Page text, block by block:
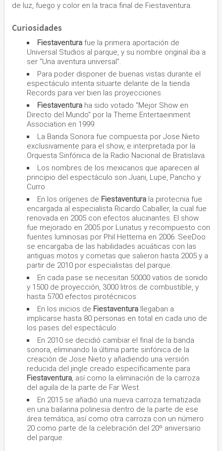
de luz, fuego y color en la traca final de Fiestaventura.
Curiosidades
Fiestaventura fue la primera aportación de
Universal Studios al parque, y su nombre original iba a
ser "Una aventura universal".
Para poder disponer de buenas vistas durante el
espectáculo intenta situarte delante de la tienda
Records para ver bien las proyecciones.
Fiestaventura ha sido votado "Mejor Show en
Directo del Mundo" por la Theme Entertaeinment
Association en 1999.
La Banda Sonora fue compuesta por Jose Nieto
exclusivamente para el show, e interpretada por la
Orquesta Sinfónica de la Radio Nacional de Bratislava.
Los nombres de los mexicanos que aparecen al
principio del espectáculo son Juani, Lupe, Pancho y
Curro.
En los orígenes de Fiestaventura la pirotecnia fue
encargada al especialista Ricardo Caballer, la cual fue
renovada en 2005 con efectos alucinantes. El show
fue mejorado en 2005 por Lunatus y recompuesto con
fuentes luminosas por Phil Hettema en 2006. SeeDoo
se encargaba de las habilidades acuáticas con las
antiguas motos y cometas que salieron hasta 2005 y a
partir de 2010 por especialistas del parque.
En cada pase se necesitan 50000 vatios de sonido
y 1500 de proyección, 3000 litros de combustible, y
hasta 5700 efectos pirotécnicos.
En los inicios de Fiestaventura llegaban a
implicarse hasta 80 personas en total en cada uno de
los pases del espectáculo.
En 2010 se decidió cambiar el final de la banda
sonora, eliminando la última parte sinfónica de la
creación de Jose Nieto y añadiendo una versión
reducida del jingle creado específicamente para
Fiestaventura, así como la eliminación de la carroza
del aguila de la parte de Far West.
En 2015 se añadió una nueva carroza tematizada
en una bailarina polinesia dentro de la parte de ese
área temática, así como otra carroza con un número
20 como parte de la celebración del 20º aniversario
del parque.